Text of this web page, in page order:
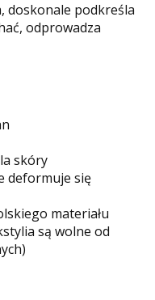
doskonale podkreśla
odprowadza
skóry
deformuje się
materiału
są wolne od